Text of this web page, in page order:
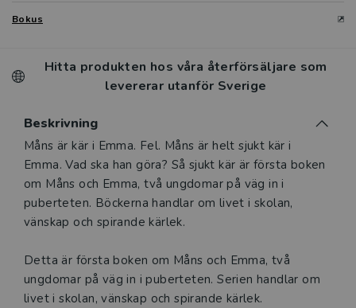
Bokus
Hitta produkten hos våra återförsäljare som
levererar utanför Sverige
Beskrivning
Beskrivning
Måns är kär i Emma. Fel. Måns är helt sjukt kär i
Emma. Vad ska han göra? Så sjukt kär är första boken
om Måns och Emma, två ungdomar på väg in i
puberteten. Böckerna handlar om livet i skolan,
vänskap och spirande kärlek.
Detta är första boken om Måns och Emma, två
ungdomar på väg in i puberteten. Serien handlar om
livet i skolan, vänskap och spirande kärlek.